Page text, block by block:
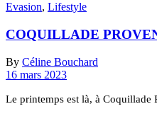
Evasion, Lifestyle
COQUILLADE
By Céline Bouchard
16 mars 2023
Le printemps est là, à